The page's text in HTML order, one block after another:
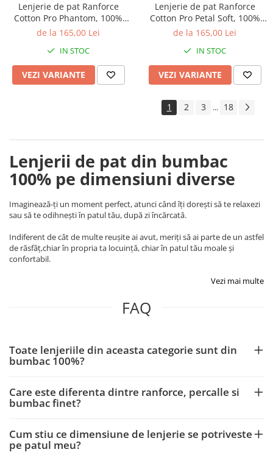
Lenjerie de pat Ranforce
Cotton Pro Phantom, 100%
bumbac, galben mustar,
de la 165,00 Lei
IN STOC
VEZI VARIANTE
Lenjerie de pat Ranforce
Cotton Pro Petal Soft, 100%
bumbac, alb, imprimeu floral
de la 165,00 Lei
IN STOC
VEZI VARIANTE
1 2 3 ... 18
Lenjerii de pat din bumbac
100% pe dimensiuni diverse
Imaginează-ți un moment perfect, atunci când îți dorești să te relaxezi
sau să te odihnești în patul tău, după zi încărcată.
Indiferent de cât de multe reușite ai avut, meriți să ai parte de un astfel
de răsfăț,chiar în propria ta locuință, chiar în patul tău moale și
confortabil.
Vezi mai multe
FAQ
Toate lenjeriile din aceasta categorie sunt din
bumbac 100%?
Care este diferenta dintre ranforce, percalle si
bumbac finet?
Cum stiu ce dimensiune de lenjerie se potriveste
pe patul meu?